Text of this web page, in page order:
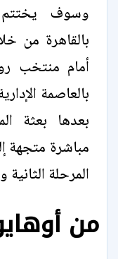
وسوف يختتم
بالقاهرة من
أمام منتخب
بعدها بعثة
مباشرة متجهة
المرحلة
من